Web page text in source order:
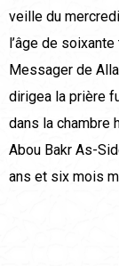
veille du
l’âge de
Messager de
dirigea la prière
dans la chambre
Abou Bakr As-
ans et six mois